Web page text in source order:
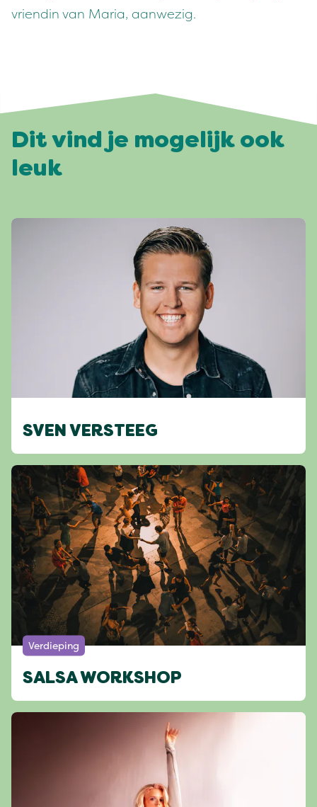
vriendin van Maria, aanwezig.
Dit vind je mogelijk ook
leuk
SVEN VERSTEEG
Verdieping
SALSA WORKSHOP